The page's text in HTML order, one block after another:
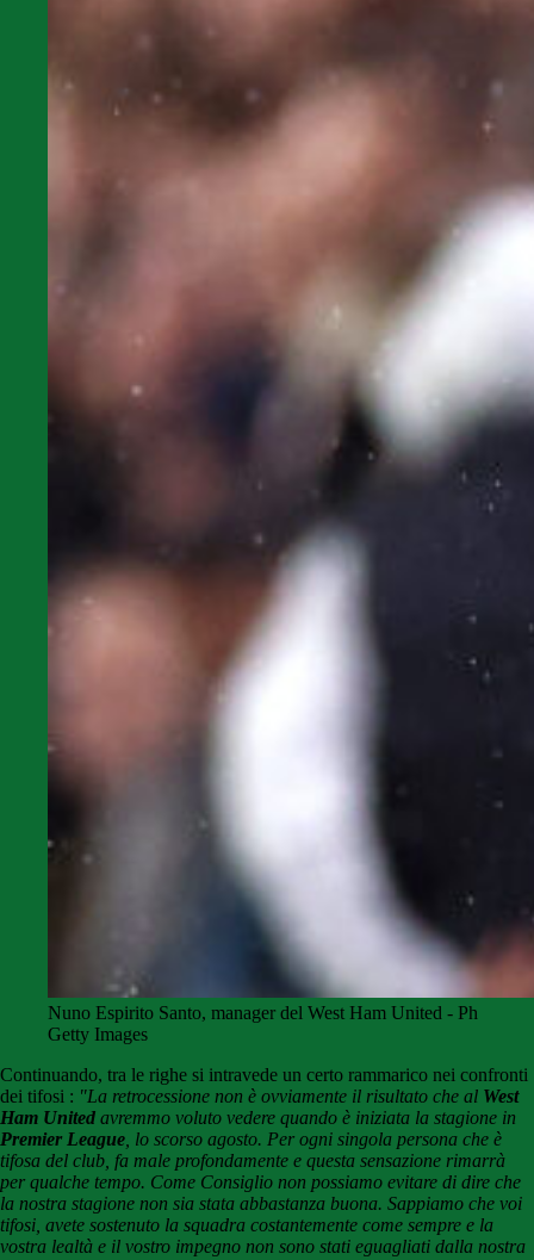
Nuno Espirito Santo, manager del West Ham United - Ph
Getty Images
Continuando, tra le righe si intravede un certo rammarico nei confronti
dei tifosi : "La retrocessione non è ovviamente il risultato che al West
Ham United avremmo voluto vedere quando è iniziata la stagione in
Premier League , lo scorso agosto. Per ogni singola persona che è
tifosa del club, fa male profondamente e questa sensazione rimarrà
per qualche tempo. Come Consiglio non possiamo evitare di dire che
la nostra stagione non sia stata abbastanza buona. Sappiamo che voi
tifosi, avete sostenuto la squadra costantemente come sempre e la
vostra lealtà e il vostro impegno non sono stati eguagliati dalla nostra